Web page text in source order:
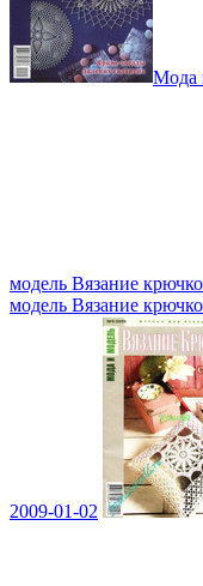
Мода
модель Вязание
модель Вязание
2009-01-02